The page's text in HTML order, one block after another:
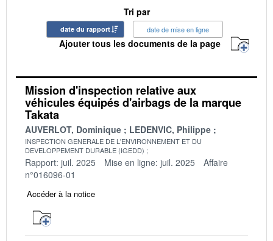
Tri par
date du rapport date de mise en ligne
Ajouter tous les documents de la page
Mission d'inspection relative aux
véhicules équipés d'airbags de la marque
Takata
AUVERLOT, Dominique LEDENVIC, Philippe
INSPECTION GENERALE DE L'ENVIRONNEMENT ET DU
DEVELOPPEMENT DURABLE (IGEDD)
Rapport: juil. 2025 Mise en ligne: juil. 2025
Affaire
n°016096-01
Accéder à la notice